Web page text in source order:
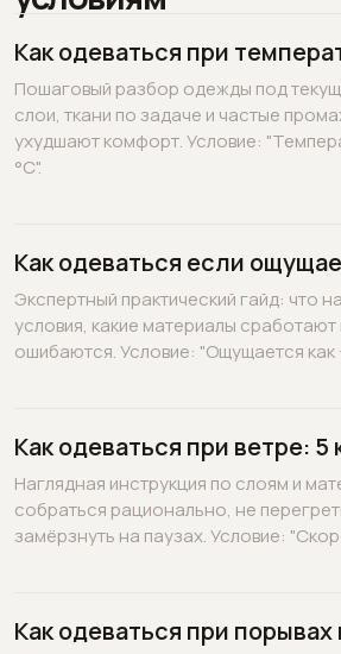
Как одеваться при
Пошаговый разбор одежды под
слои, ткани по задаче и частые
ухудшают комфорт. Условие:
°C".
Как одеваться если
Экспертный практический гайд: что
условия, какие материалы сработают
ошибаются. Условие: "Ощущается как
Как одеваться при ветре: 5
Наглядная инструкция по слоям и
собраться рационально, не
замёрзнуть на паузах. Условие:
Как одеваться при